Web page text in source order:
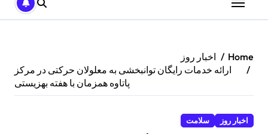
Home
اخبار روز
ارائه خدمات رایگان توانبخشی به معلولان حرکتی در مرکز
پاتاوه همزمان با هفته بهزیستی
اخبار روز سلامت